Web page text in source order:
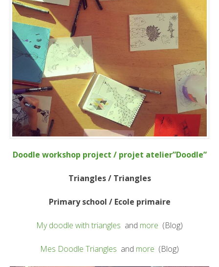
Doodle workshop project / projet atelier”Doodle”
Triangles / Triangles
Primary school / Ecole primaire
My doodle with triangles and more (Blog)
Mes Doodle Triangles and more (Blog)